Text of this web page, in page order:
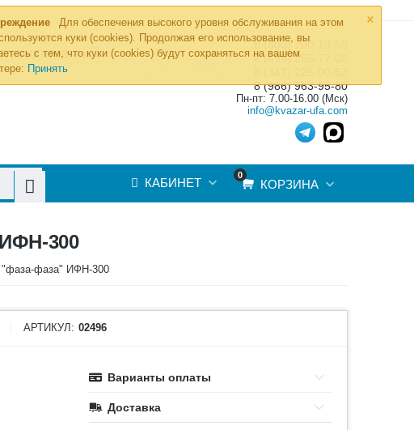
×
Для обеспечения высокого уровня обслуживания на этом
куки (cookies). Продолжая его использование, вы
с тем, что куки (cookies) будут сохраняться на вашем
Принять
»
8 (800) 700-19-50
8 (495) 255-77-08
8 (986) 963-95-80
Пн-пт: 7.00-16.00 (Мск)
info@kvazar-ufa.com
0
КОРЗИНА
КАБИНЕТ
300
"фаза-фаза" ИФН-300
АРТИКУЛ: 02496
Варианты оплаты
Доставка